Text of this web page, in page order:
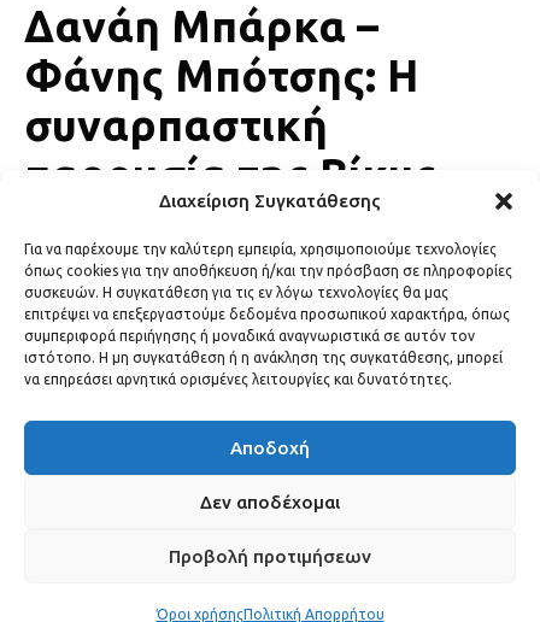
Διαχείριση Συγκατάθεσης
Για να παρέχουμε την καλύτερη εμπειρία, χρησιμοποιούμε τεχνολογίες
όπως cookies για την αποθήκευση ή/και την πρόσβαση σε πληροφορίες
συσκευών. Η συγκατάθεση για τις εν λόγω τεχνολογίες θα μας
επιτρέψει να επεξεργαστούμε δεδομένα προσωπικού χαρακτήρα, όπως
συμπεριφορά περιήγησης ή μοναδικά αναγνωριστικά σε αυτόν τον
ιστότοπο. Η μη συγκατάθεση ή η ανάκληση της συγκατάθεσης, μπορεί
να επηρεάσει αρνητικά ορισμένες λειτουργίες και δυνατότητες.
Αποδοχή
Δεν αποδέχομαι
Προβολή προτιμήσεων
Όροι χρήσηςΠολιτική Απορρήτου
Δανάη Μπάρκα –
Φάνης Μπότσης: Η
συναρπαστική
παρουσία της Βίκυς
Σταυροπούλου στον
γάμο της κόρης της
LIFESTYLE 14 Ιουνίου, 2026